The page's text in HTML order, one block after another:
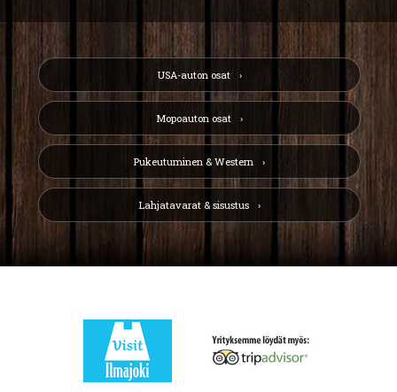
USA-auton osat
Mopoauton osat
Pukeutuminen & Western
Lahjatavarat & sisustus